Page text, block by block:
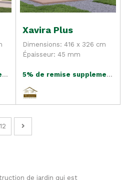
Xavira Plus
Dimensions: 416 x 326 cm
Épaisseur: 45 mm
5% de remise supplementaire
12
de jardin qui est